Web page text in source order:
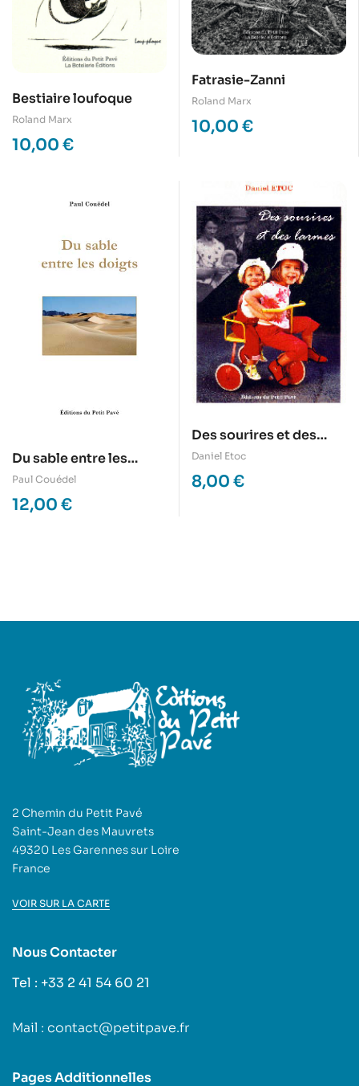
Bestiaire loufoque
Roland Marx
10,00 €
Fatrasie-Zanni
Roland Marx
10,00 €
Du sable entre les
doigts
Paul Couédel
12,00 €
Des sourires et des
larmes
Daniel Etoc
8,00 €
2 Chemin du Petit Pavé
Saint-Jean des Mauvrets
49320 Les Garennes sur Loire
France
VOIR SUR LA CARTE
Nous Contacter
Tel : +33 2 41 54 60 21
Mail : contact@petitpave.fr
Pages Additionnelles